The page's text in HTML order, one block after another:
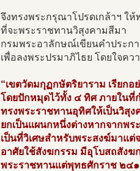
จึงทรงพระกรุณาโปรดเกล้าฯ ใ
ที่จะพระราชทานวิสุงคามสีมา
กรมพระอาลักษณ์เขียนคำประก
เพื่อลงพระปรมาภิไธย โดยใจคว
“เขตวัดมกุฏกษัตริยาราม เรียก
โดยปักหมุดไว้ทั้ง ๔ ทิศ ภายในที่
ทรงพระราชทานอุทิศให้เป็นวิสุง
ยกเป็นแผนกหนึ่งต่างหากจากพร
เป็นที่วิเศษสำหรับพระสงฆ์มาแต่
อาศัยใช้สังฆกรรม มีอุโบสถสังฆ
พระราชทานแต่พุทธศักราช ๒๔๑